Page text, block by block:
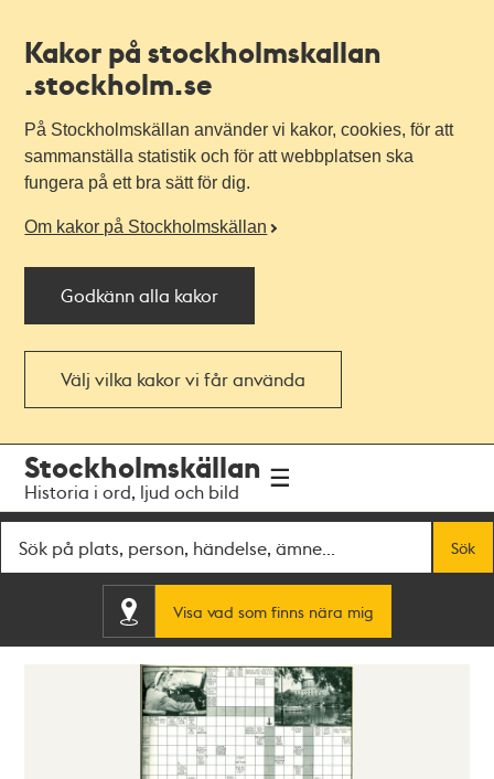
Kakor på stockholmskallan
.stockholm.se
På Stockholmskällan använder vi kakor, cookies, för att
sammanställa statistik och för att webbplatsen ska
fungera på ett bra sätt för dig.
Om kakor på Stockholmskällan
Godkänn alla kakor
Välj vilka kakor vi får använda
navigationen
huvudinnehållet
Stockholmskällan
Historia i ord, ljud och bild
Sök
Visa vad som finns nära mig